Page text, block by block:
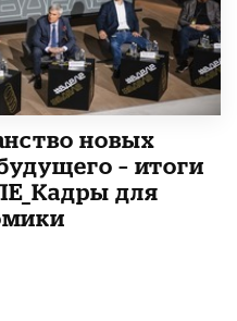
новых
– итоги
для